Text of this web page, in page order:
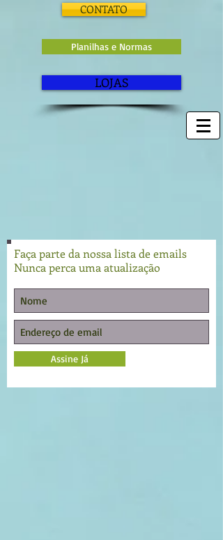
CONTATO
Planilhas e Normas
LOJAS
Faça parte da nossa lista de emails
Nunca perca uma atualização
Assine Já